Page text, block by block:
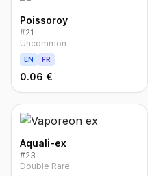
Poissoroy
#21
Uncommon
EN FR
0.06 €
Aquali-ex
#23
Double Rare